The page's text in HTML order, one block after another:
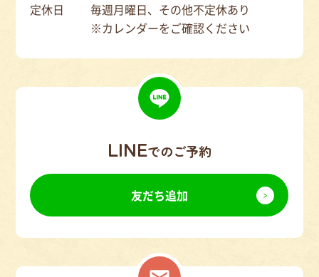
定休日
毎週月曜日、その他不定休あり
※カレンダーをご確認ください
LINEでのご予約
友だち追加